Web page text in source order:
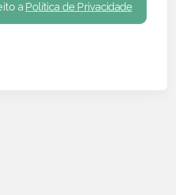
a Política de Privacidade